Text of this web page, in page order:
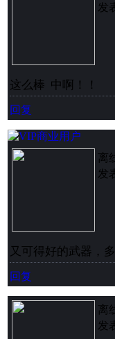
发
这么棒 中啊！！
回复
离
发
又可得好的武器，
回复
离
发